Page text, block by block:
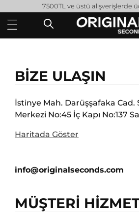
7500TL ve üstü alışverişlerde
BİZE ULAŞIN
İstinye Mah. Darüşşafaka Cad.
Merkezi No:45 İç Kapı No:137
Haritada Göster
info@originalseconds.com
MÜŞTERİ